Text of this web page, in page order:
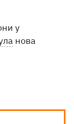
у
нова